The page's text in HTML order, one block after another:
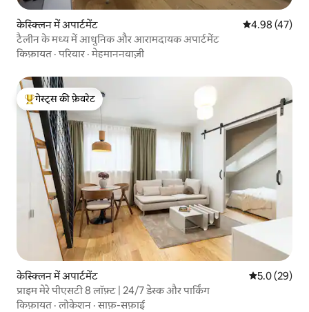
केस्क्लिन में अपार्टमेंट औसत रेटिंग 5 में
4.98 (47)
टैलीन के मध्य में आधुनिक और आरामदायक अपार्टमेंट
किफ़ायत ·परिवार ·मेहमाननवाज़ी
गेस्ट्स का टॉप फ़ेवरेट
गेस्ट्स की फ़ेवरेट
केस्क्लिन में अपार्टमेंट औसत रेटिंग 5
5.0 (29)
प्राइम मेरे पीएसटी 8 लॉफ़्ट | 24/7 डेस्क और पार्किंग
किफ़ायत ·लोकेशन ·साफ़-सफ़ाई